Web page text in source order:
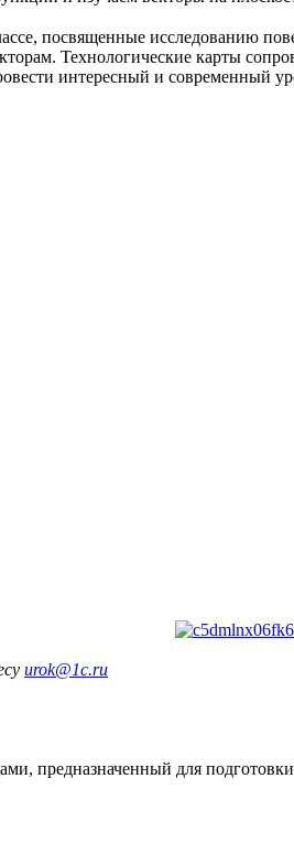
посвященные исследованию
Технологические карты
интересный и современный
urok@1c.ru
предназначенный для